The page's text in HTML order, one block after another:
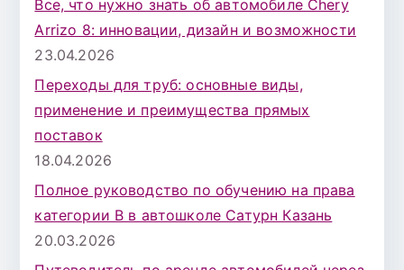
Все, что нужно знать об автомобиле Chery
Arrizo 8: инновации, дизайн и возможности
23.04.2026
Переходы для труб: основные виды,
применение и преимущества прямых
поставок
18.04.2026
Полное руководство по обучению на права
категории B в автошколе Сатурн Казань
20.03.2026